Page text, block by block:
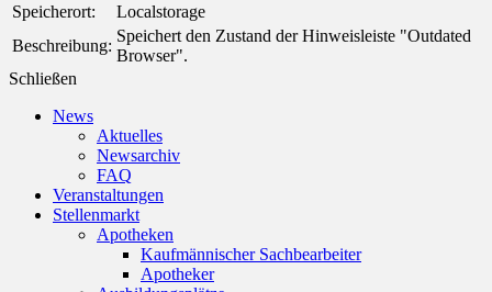
Speicherort:
Localstorage
Beschreibung:
Speichert den Zustand der Hinweisleiste "Outdated
Browser".
Schließen
News
Aktuelles
Newsarchiv
FAQ
Veranstaltungen
Stellenmarkt
Apotheken
Kaufmännischer Sachbearbeiter
Apotheker